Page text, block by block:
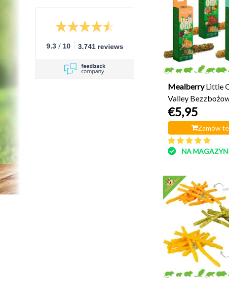
9.3 / 10 3.741 reviews
Mealberry Little
Valley
pałeczki
€5,95
Zamów
NA